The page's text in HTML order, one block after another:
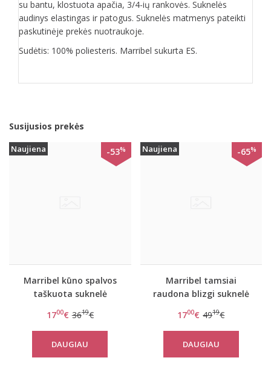
su bantu, klostuota apačia, 3/4-ių rankovės. Suknelės
audinys elastingas ir patogus. Suknelės matmenys pateikti
paskutinėje prekės nuotraukoje.
Sudėtis: 100% poliesteris. Marribel sukurta ES.
Susijusios prekės
Naujiena -53%
Marribel kūno spalvos
taškuota suknelė
1700€ 3619€
DAUGIAU
Naujiena -65%
Marribel tamsiai
raudona blizgi suknelė
1700€ 4919€
DAUGIAU